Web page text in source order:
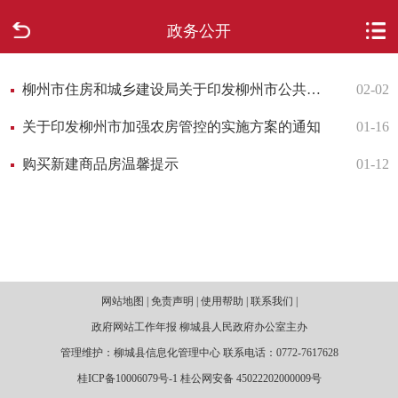
政务公开
走进柳城
新闻中心
柳州市住房和城乡建设局关于印发柳州市公共租赁住房轮候配租实施细则的通知 02-02
关于印发柳州市加强农房管控的实施方案的通知 01-16
购买新建商品房温馨提示 01-12
网站地图 | 免责声明 | 使用帮助 | 联系我们 |
政府网站工作年报 柳城县人民政府办公室主办
管理维护：柳城县信息化管理中心 联系电话：0772-7617628
桂ICP备10006079号-1 桂公网安备 45022202000009号